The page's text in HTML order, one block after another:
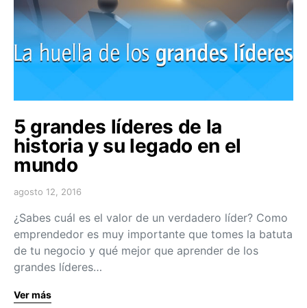
5 grandes líderes de la
historia y su legado en el
mundo
agosto 12, 2016
¿Sabes cuál es el valor de un verdadero líder? Como
emprendedor es muy importante que tomes la batuta
de tu negocio y qué mejor que aprender de los
grandes líderes…
Ver más